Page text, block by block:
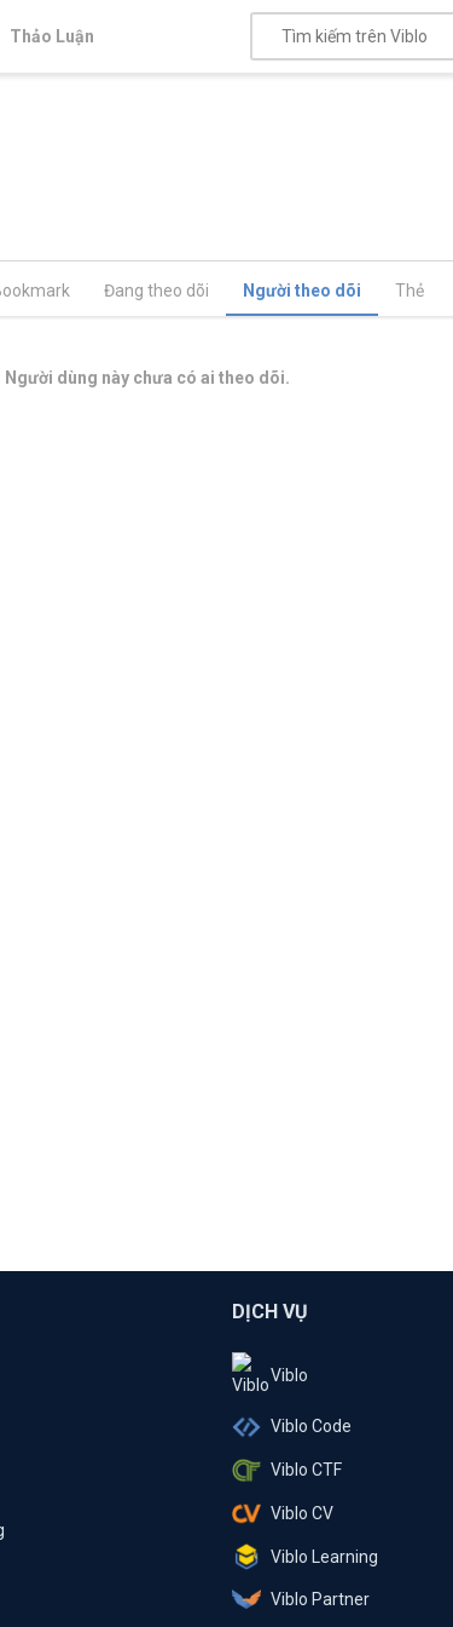
Thảo Luận
Đang theo dõi Người theo dõi Thẻ
Người dùng này chưa có ai theo dõi.
DỊCH VỤ
Viblo
Viblo Code
Viblo CTF
Viblo CV
Viblo Learning
Viblo Partner